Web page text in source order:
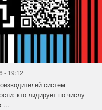
- 19:12
систем
кто лидирует по числу
...